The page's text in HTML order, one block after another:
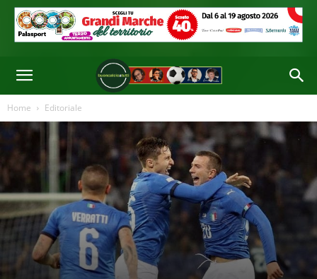
Home Editoriale